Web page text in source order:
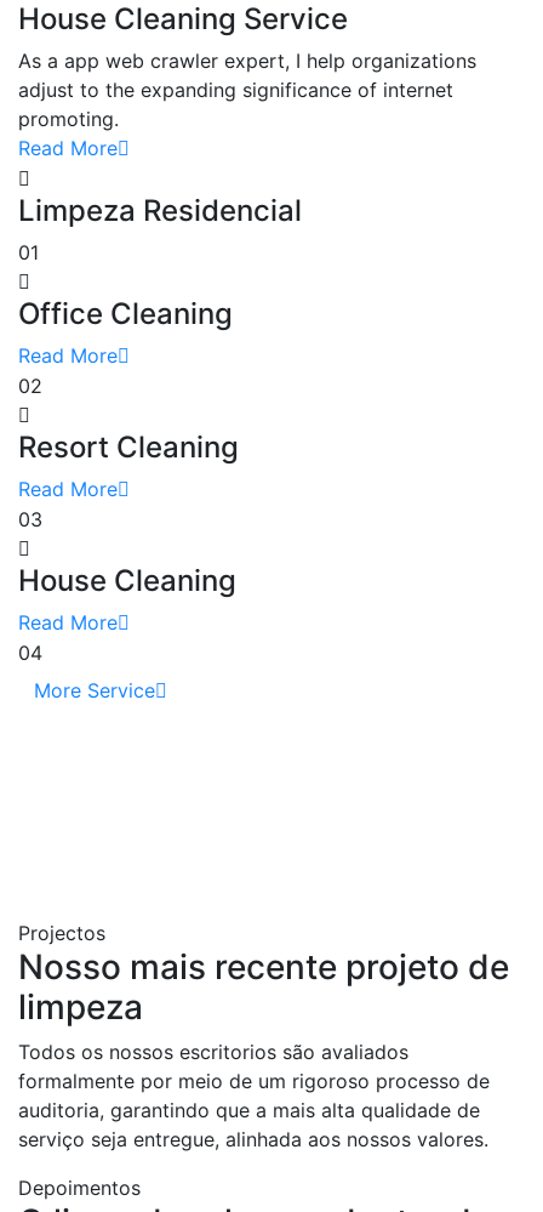
House Cleaning Service
As a app web crawler expert, I help organizations
adjust to the expanding significance of internet
promoting.
Read More
Limpeza Residencial
01
Office Cleaning
Read More
02
Resort Cleaning
Read More
03
House Cleaning
Read More
04
More Service
Projectos
Nosso mais recente projeto de
limpeza
Todos os nossos escritorios são avaliados
formalmente por meio de um rigoroso processo de
auditoria, garantindo que a mais alta qualidade de
serviço seja entregue, alinhada aos nossos valores.
Depoimentos